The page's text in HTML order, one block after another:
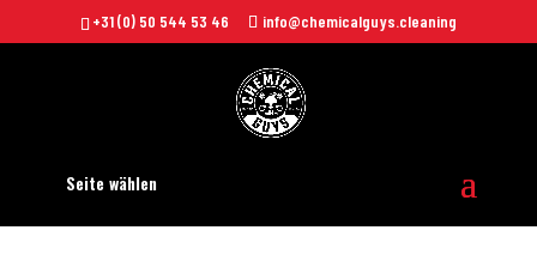
+31 (0) 50 544 53 46 info@chemicalguys.cleaning
Seite wählen